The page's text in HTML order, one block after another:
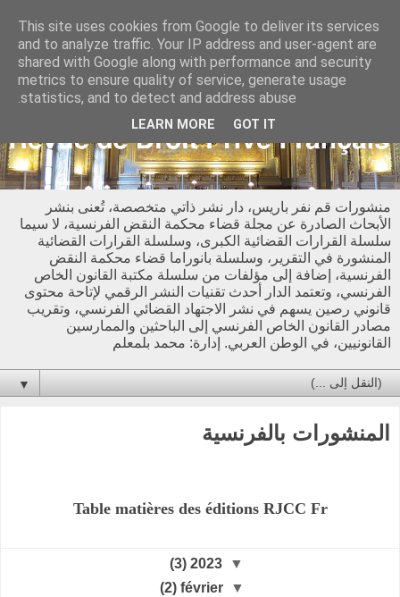
منشورات قم نفر باريس، دار نشر ذاتي متخصصة، تُعنى بنشر
الأبحاث الصادرة عن مجلة قضاء محكمة النقض الفرنسية، لا سيما
سلسلة القرارات القضائية الكبرى، وسلسلة القرارات القضائية
المنشورة في التقرير، وسلسلة بانوراما قضاء محكمة النقض
الفرنسية، إضافة إلى مؤلفات من سلسلة مكتبة القانون الخاص
الفرنسي، وتعتمد الدار أحدث تقنيات النشر الرقمي لإتاحة محتوى
قانوني رصين يسهم في نشر الاجتهاد القضائي الفرنسي، وتقريب
مصادر القانون الخاص الفرنسي إلى الباحثين والممارسين
القانونيين، في الوطن العربي. إدارة: محمد بلمعلم
▼
المنشورات بالفرنسية
Table matières des éditions RJCC Fr
▼
2023
(3)
▼
février
(2)
This site uses cookies from Google to deliver its services
and to analyze traffic. Your IP address and user-agent are
shared with Google along with performance and security
metrics to ensure quality of service, generate usage
statistics, and to detect and address abuse.
LEARN MORE GOT IT